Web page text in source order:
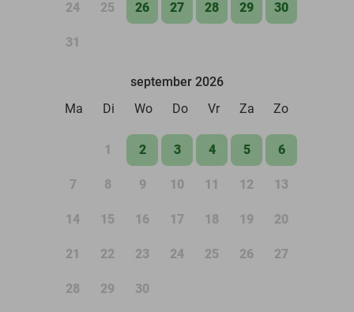
24 25 26 27 28 29 30
31
september 2026
Ma
Di Wo Do Vr Za Zo
1 2 3 4 5 6
7 8 9 10 11 12 13
14 15 16 17 18 19 20
21 22 23 24 25 26 27
28 29 30